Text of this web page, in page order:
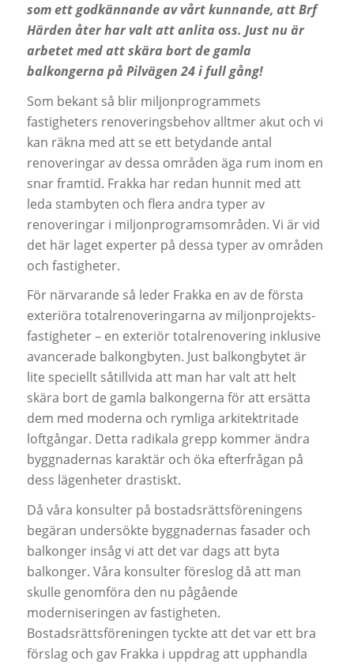
som ett godkännande av vårt kunnande, att Brf
Härden åter har valt att anlita oss. Just nu är
arbetet med att skära bort de gamla
balkongerna på Pilvägen 24 i full gång!
Som bekant så blir miljonprogrammets
fastigheters renoveringsbehov alltmer akut och vi
kan räkna med att se ett betydande antal
renoveringar av dessa områden äga rum inom en
snar framtid. Frakka har redan hunnit med att
leda stambyten och flera andra typer av
renoveringar i miljonprogramsområden. Vi är vid
det här laget experter på dessa typer av områden
och fastigheter.
För närvarande så leder Frakka en av de första
exteriöra totalrenoveringarna av miljonprojekts-
fastigheter – en exteriör totalrenovering inklusive
avancerade balkongbyten. Just balkongbytet är
lite speciellt såtillvida att man har valt att helt
skära bort de gamla balkongerna för att ersätta
dem med moderna och rymliga arkitektritade
loftgångar. Detta radikala grepp kommer ändra
byggnadernas karaktär och öka efterfrågan på
dess lägenheter drastiskt.
Då våra konsulter på bostadsrättsföreningens
begäran undersökte byggnadernas fasader och
balkonger insåg vi att det var dags att byta
balkonger. Våra konsulter föreslog då att man
skulle genomföra den nu pågående
moderniseringen av fastigheten.
Bostadsrättsföreningen tyckte att det var ett bra
förslag och gav Frakka i uppdrag att upphandla